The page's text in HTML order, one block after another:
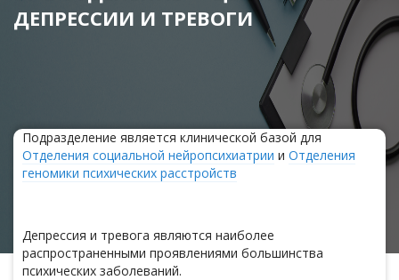
ДЕПРЕССИИ И ТРЕВОГИ
Подразделение является клинической базой для
Отделения социальной нейропсихиатрии и Отделения
геномики психических расстройств
Депрессия и тревога являются наиболее
распространенными проявлениями большинства
психических заболеваний.